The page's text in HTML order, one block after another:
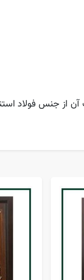
آن از جنس فولاد